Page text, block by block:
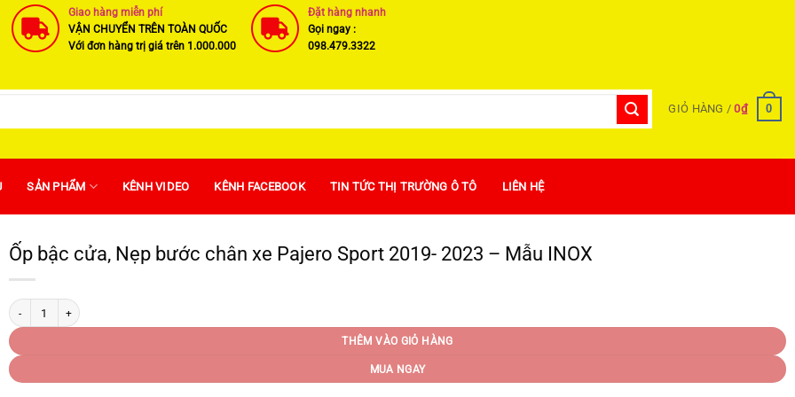
Giao hàng miễn phí
VẬN CHUYỂN TRÊN TOÀN QUỐC
Với đơn hàng trị giá trên 1.000.000
Đặt hàng nhanh
Gọi ngay :
098.479.3322
GIỎ HÀNG /0₫ 0
SẢN PHẨM KÊNH VIDEO KÊNH FACEBOOK TIN TỨC THỊ TRƯỜNG Ô TÔ LIÊN HỆ
Ốp bậc cửa, Nẹp bước chân xe Pajero Sport 2019- 2023 – Mẫu INOX
Ốp bậc cửa, Nẹp bước chân xe Pajero Sport 2019- 2023 – Mẫu INOX số lượng
THÊM VÀO GIỎ HÀNG
MUA NGAY